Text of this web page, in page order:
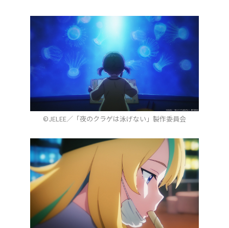
©JELEE／「夜のクラゲは泳げない」製作委員会